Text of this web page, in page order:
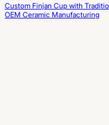
Custom Finjan Cup with
OEM Ceramic Manufacturing